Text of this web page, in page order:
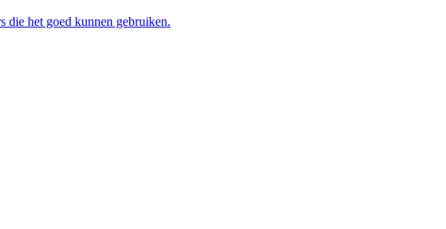
die het goed kunnen gebruiken.